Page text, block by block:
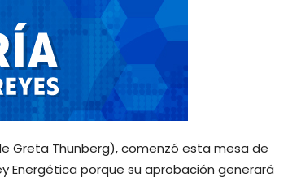
Greta Thunberg), comenzó esta mesa de
Energética porque su aprobación generará